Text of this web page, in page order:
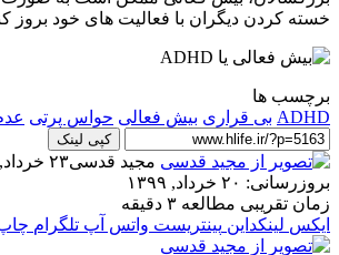
خسته کردن دیگران با فعالیت های خود بروز
برچسب ها
ADHD بی قراری بیش فعالی حواس پرتی
کپی لینک
مجید قدسی۲۳ خرداد, ۱۳۹۹
بروزرسانی: ۲۰ خرداد, ۱۳۹۹
زمان تقریبی مطالعه ۳ دقیقه
ایکس لینکداین پینتریست واتس آپ تلگرام